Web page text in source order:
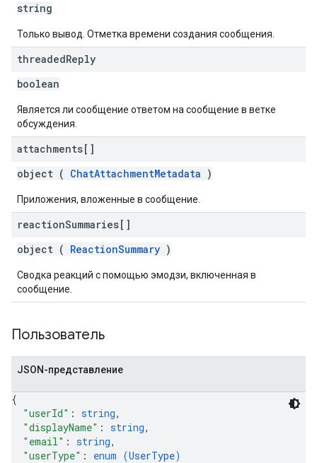
string
Только вывод. Отметка времени создания сообщения.
threadedReply
boolean
Является ли сообщение ответом на сообщение в ветке
обсуждения.
attachments[]
object ( ChatAttachmentMetadata )
Приложения, вложенные в сообщение.
reactionSummaries[]
object ( ReactionSummary )
Сводка реакций с помощью эмодзи, включенная в
сообщение.
Пользователь
JSON-представление
{
"userId" : string,
"displayName" : string,
"email" : string,
"userType" : enum (UserType)